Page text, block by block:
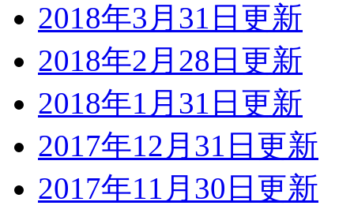
2018年3月31日更新
2018年2月28日更新
2018年1月31日更新
2017年12月31日更新
2017年11月30日更新